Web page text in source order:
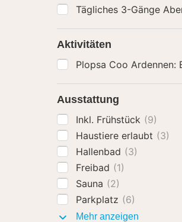
Tägliches
Aktivitäten
Ausstattung
Inkl. Frühstück (9)
Haustiere erlaubt (3)
Hallenbad (3)
Freibad (1)
Sauna (2)
Parkplatz (6)
Mehr anzeigen